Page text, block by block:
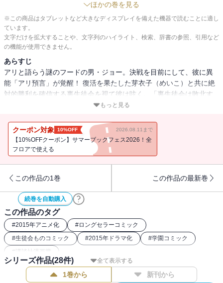
ほかの巻を見る
※この商品はタブレットなど大きなディスプレイを備えた機器で読むことに適し
ています。
文字だけを拡大することや、文字列のハイライト、検索、辞書の参照、引用など
の機能が使用できません。
あらすじ
アリと語らう謎のフードの男・ジョー。決戦を目前にして、彼に異
能「アリ預言」が覚醒！ 復活を果たした芽衣子（めいこ）と共に絶
対的勝利を確信する裏生徒会を視て彼は呟く。「裏生徒会は敗北す
る」……！ 圧倒的脅威と化した魔獣・アンドレを従えた表生徒会
ランというそこのアナタも読んだらわかるご存じ明朗学園脱獄漫
画、遂に、いよいよ、満を持して騎馬戦開幕!!
もっと見る
クーポン対象 10%OFF 2026.08.11まで
【10%OFFクーポン】サマーブックフェス2026！全
フロアで使える
この作品の1巻 この作品の最新巻
続巻を自動購入
この作品のタグ
#2015年アニメ化 #ロングセラーコミック
#生徒会ものコミック #2015年ドラマ化 #学園コミック
# 講談社漫画賞
全て表示する
シリーズ作品(28件)
1巻から 新刊から